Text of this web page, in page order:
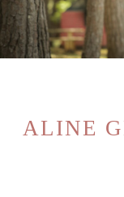
ALINE